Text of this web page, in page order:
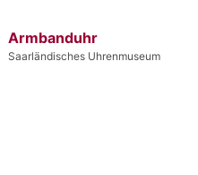
Armbanduhr
Saarländisches Uhrenmuseum